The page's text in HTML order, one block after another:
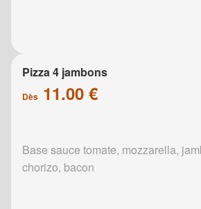
Pizza 4 jambons
Dès 11.00 €
Base sauce tomate, mozzarella,
chorizo, bacon